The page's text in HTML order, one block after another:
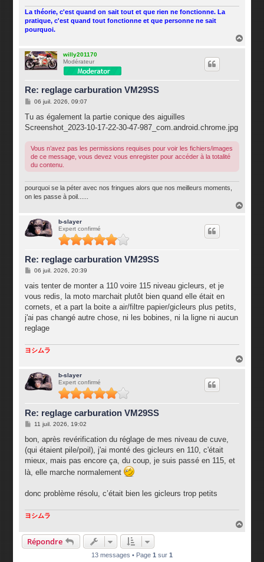
La théorie, c'est quand on sait tout et que rien ne fonctionne. La
pratique, c'est quand tout fonctionne et que personne ne sait
pourquoi.
willy201170
Modérateur
Re: reglage carburation VM29SS
M
s
a
06 juil. 2026, 09:07
Tu as également la partie conique des aiguilles
Screenshot_2023-10-17-22-30-47-987_com.android.chrome.jpg
Vous n’avez pas les permissions requises pour voir les fichiers/images
de ce message, vous devez vous enregister pour accéder à la totalité
du contenu.
pourquoi se la péter avec nos fringues alors que nos meilleurs moments,
on les passe à poil......
b-slayer
Expert confirmé
Re: reglage carburation VM29SS
M
s
a
g
06 juil. 2026, 20:39
vais tenter de monter a 110 voire 115 niveau gicleurs, et je
vous redis, la moto marchait plutôt bien quand elle était en
cornets, et a part la boite a air/filtre papier/gicleurs plus petits,
j'ai pas changé autre chose, ni les bobines, ni la ligne ni aucun
reglage
ヨシムラ
b-slayer
Expert confirmé
Re: reglage carburation VM29SS
M
s
a
g
11 juil. 2026, 19:02
bon, après revérification du réglage de mes niveau de cuve,
(qui étaient pile/poil), j'ai monté des gicleurs en 110, c'était
mieux, mais pas encore ça, du coup, je suis passé en 115, et
là, elle marche normalement
donc problème résolu, c’était bien les gicleurs trop petits
ヨシムラ
Répondre
13 messages • Page 1 sur 1